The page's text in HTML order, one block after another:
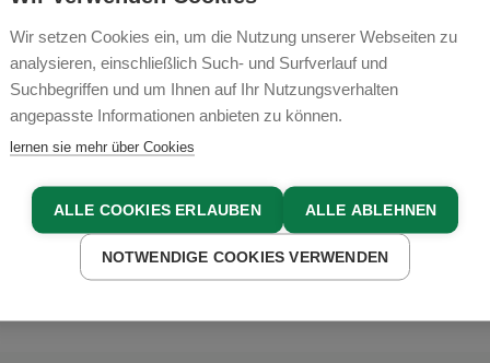
tauscht ihr die
gegen viel Natur,
Urlaubserinnerungen
Wir setzen Cookies ein, um die Nutzung unserer Webseiten zu
analysieren, einschließlich Such- und Surfverlauf und
Suchbegriffen und um Ihnen auf Ihr Nutzungsverhalten
angepasste Informationen anbieten zu können.
lernen sie mehr über Cookies
ALLE COOKIES ERLAUBEN ALLE ABLEHNEN
NOTWENDIGE COOKIES VERWENDEN